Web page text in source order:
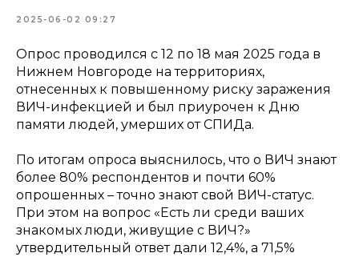
2025-06-02 09:27
Опрос проводился с 12 по 18 мая 2025 года в
Нижнем Новгороде на территориях,
отнесенных к повышенному риску заражения
ВИЧ-инфекцией и был приурочен к Дню
памяти людей, умерших от СПИДа.
По итогам опроса выяснилось, что о ВИЧ знают
более 80% респондентов и почти 60%
опрошенных – точно знают свой ВИЧ-статус.
При этом на вопрос «Есть ли среди ваших
знакомых люди, живущие с ВИЧ?»
утвердительный ответ дали 12,4%, а 71,5%